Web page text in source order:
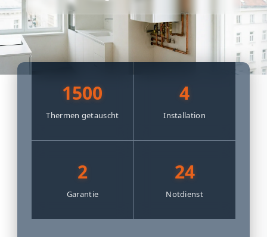
1500
Thermen getauscht
4
Installation
2
Garantie
24
Notdienst